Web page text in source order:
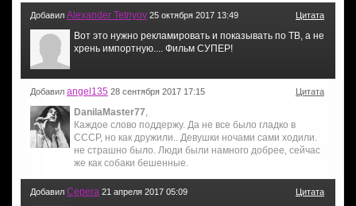
Добавил Alexander Tetnyov 25 октября 2017 13:49 Цитата
Вот это нужно рекламировать и показывать по ТВ, а не
хрень импортную.... Фильм СУПЕР!
Добавил angel135 28 сентября 2017 17:15 Цитата
DanilaMaster77,
Каждое слово поддержу. Да не все было гладко в
СССР, но как дружили.. Девушки ночами сами ходили.
не страшно было. Люди были намного добрее, сейчас
же как собаки бешенные.
Добавил Серега 21 апреля 2017 05:09 Цитата